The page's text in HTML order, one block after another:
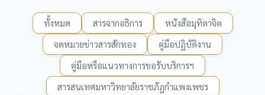
ทั้งหมด สารจากอธิการ
หนังสือมุทิตาจิต
จดหมายข่าวสารสักทอง
คู่มือปฏิบัติงาน
คู่มือหรือแนวทางการขอรับบริการฯ
สารสนเทศมหาวิทยาลัยราชภัฏกำแพงเพชร